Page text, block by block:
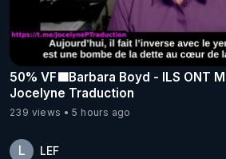
50% VF🟩Barbara Boyd - ILS ONT
Jocelyne Traduction
239 views 5 hours ago
L LEF